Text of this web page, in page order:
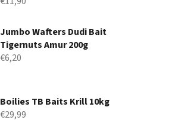
Jumbo Wafters Dudi Bait
Tigernuts Amur 200g
€6,20
Boilies TB Baits Krill 10kg
€29,99